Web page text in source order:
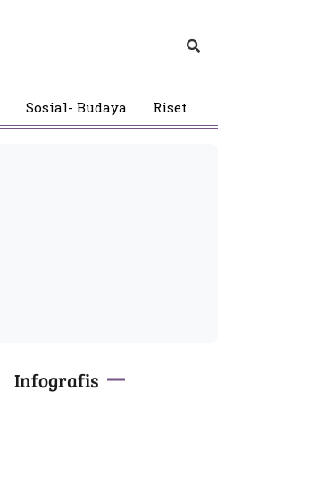
Sosial- Budaya Riset
Infografis